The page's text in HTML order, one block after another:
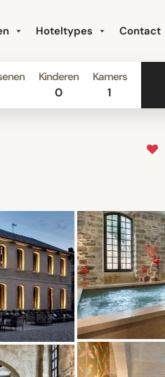
Hoteltypes Contact
Kinderen
0
Kamers
1